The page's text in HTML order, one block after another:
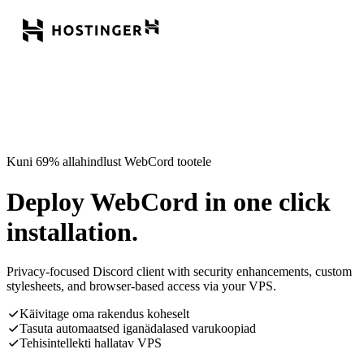
Kuni 69% allahindlust WebCord tootele
Deploy WebCord in one click
installation.
Privacy-focused Discord client with security enhancements, custom
stylesheets, and browser-based access via your VPS.
Käivitage oma rakendus koheselt
Tasuta automaatsed iganädalased varukoopiad
Tehisintellekti hallatav VPS